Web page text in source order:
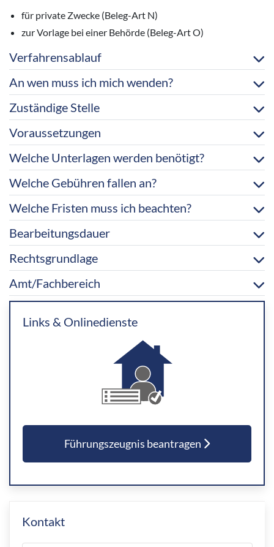
für private Zwecke (Beleg-Art N)
zur Vorlage bei einer Behörde (Beleg-Art O)
Verfahrensablauf
An wen muss ich mich wenden?
Zuständige Stelle
Voraussetzungen
Welche Unterlagen werden benötigt?
Welche Gebühren fallen an?
Welche Fristen muss ich beachten?
Bearbeitungsdauer
Rechtsgrundlage
Amt/Fachbereich
Links & Onlinedienste
Führungszeugnis beantragen
Kontakt